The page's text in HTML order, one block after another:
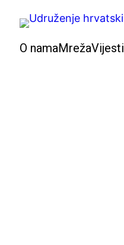
Skoči
sadržaja
O namaMrežaVijesti